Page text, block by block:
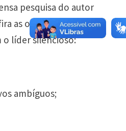
pesquisa do autor
as oito diretrizes
o líder silencioso:
ambíguos;